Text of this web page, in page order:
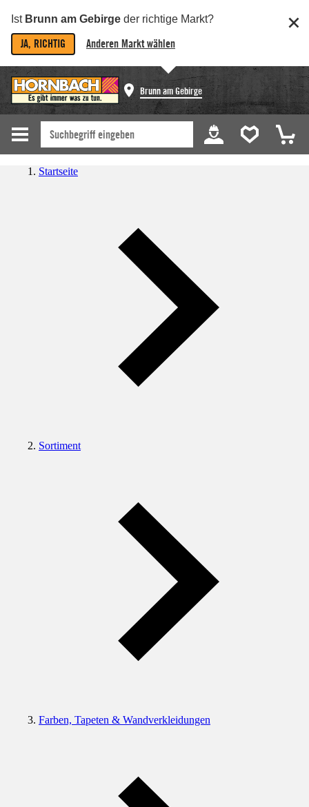
Ist Brunn am Gebirge der richtige Markt?
JA, RICHTIG Anderen Markt wählen
Brunn am Gebirge
Startseite
Sortiment
Farben, Tapeten & Wandverkleidungen